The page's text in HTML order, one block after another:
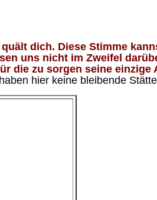
dich. Diese Stimme
uns nicht im Zweifel
die zu sorgen seine einzige
hier keine bleibende